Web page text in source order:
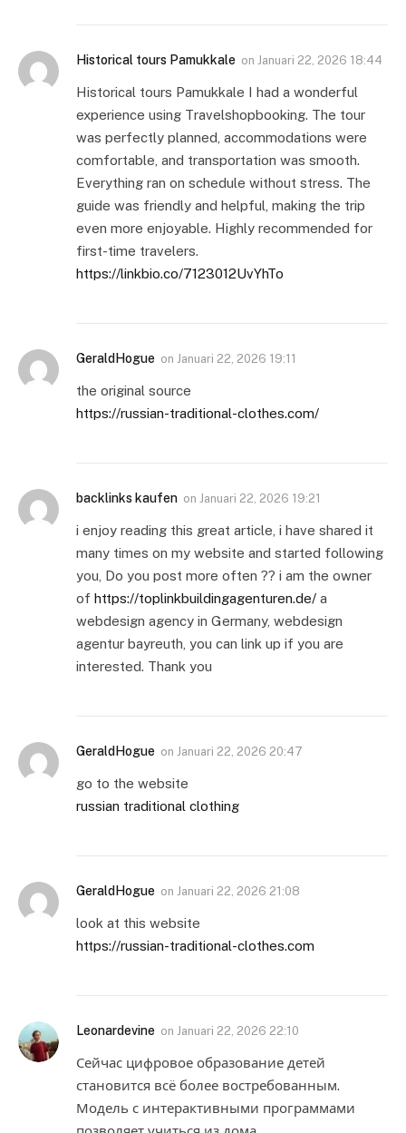
Historical tours Pamukkale on Januari 22, 2026 18:44
Historical tours Pamukkale I had a wonderful
experience using Travelshopbooking. The tour
was perfectly planned, accommodations were
comfortable, and transportation was smooth.
Everything ran on schedule without stress. The
guide was friendly and helpful, making the trip
even more enjoyable. Highly recommended for
first-time travelers.
https://linkbio.co/7123012UvYhTo
GeraldHogue on Januari 22, 2026 19:11
the original source
https://russian-traditional-clothes.com/
backlinks kaufen on Januari 22, 2026 19:21
i enjoy reading this great article, i have shared it
many times on my website and started following
you, Do you post more often ?? i am the owner
of https://toplinkbuildingagenturen.de/ a
webdesign agency in Germany, webdesign
agentur bayreuth, you can link up if you are
interested. Thank you
GeraldHogue on Januari 22, 2026 20:47
go to the website
russian traditional clothing
GeraldHogue on Januari 22, 2026 21:08
look at this website
https://russian-traditional-clothes.com
Leonardevine on Januari 22, 2026 22:10
Сейчас цифровое образование детей
становится всё более востребованным.
Модель с интерактивными программами